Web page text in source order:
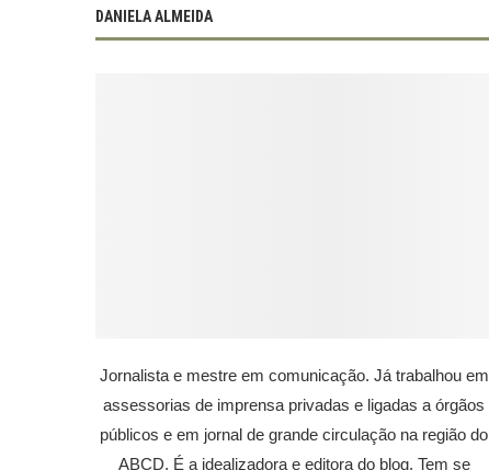
DANIELA ALMEIDA
Jornalista e mestre em comunicação. Já trabalhou em
assessorias de imprensa privadas e ligadas a órgãos
públicos e em jornal de grande circulação na região do
ABCD. É a idealizadora e editora do blog. Tem se